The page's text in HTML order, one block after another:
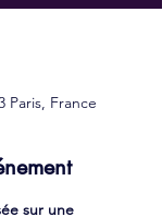
Paris, France
sur une